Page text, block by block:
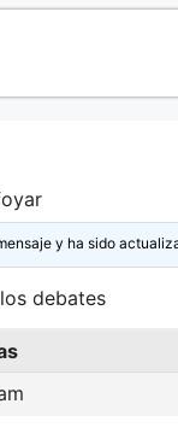
y ha sido
debates